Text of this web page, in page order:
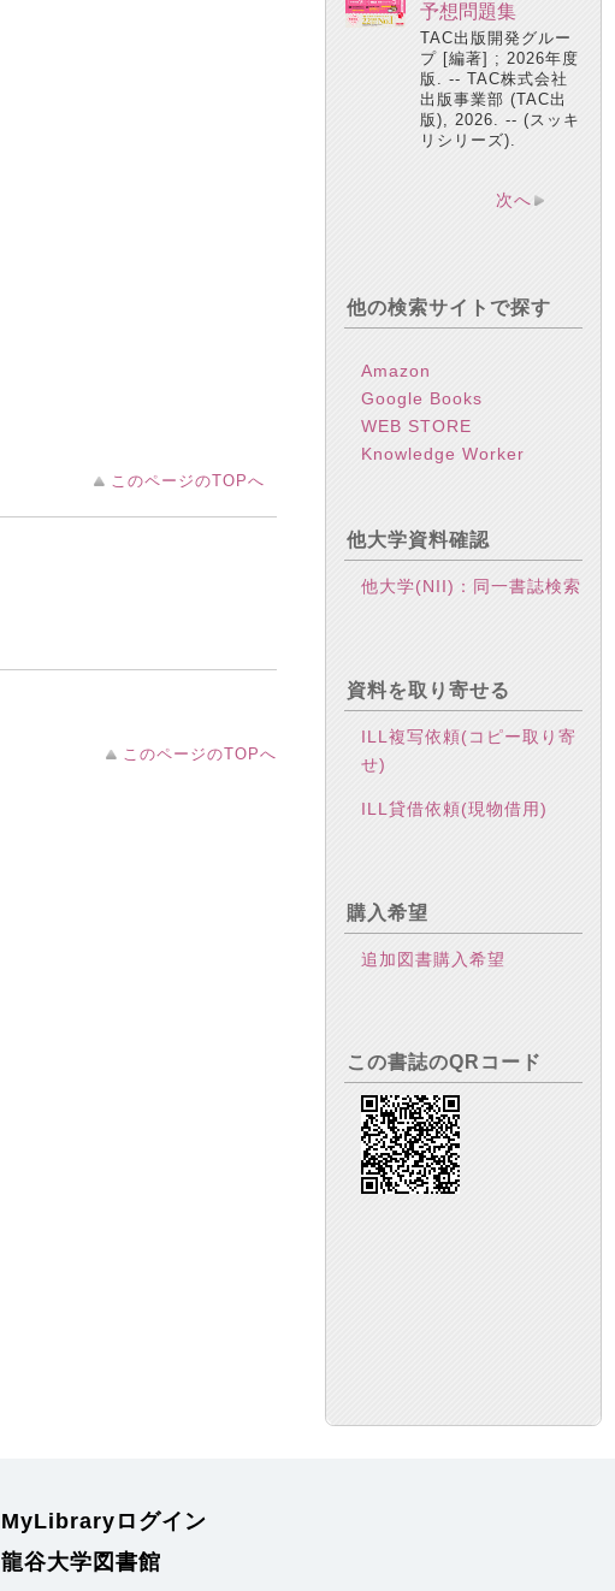
このページのTOPへ
このページのTOPへ
予想問題集
TAC出版開発グルー
プ [編著] ; 2026年度
版. -- TAC株式会社
出版事業部 (TAC出
版), 2026. -- (スッキ
リシリーズ).
次へ
他の検索サイトで探す
Amazon
Google Books
WEB STORE
Knowledge Worker
他大学資料確認
他大学(NII)：同一書誌検索
資料を取り寄せる
ILL複写依頼(コピー取り寄
せ)
ILL貸借依頼(現物借用)
購入希望
追加図書購入希望
この書誌のQRコード
MyLibraryログイン
龍谷大学図書館